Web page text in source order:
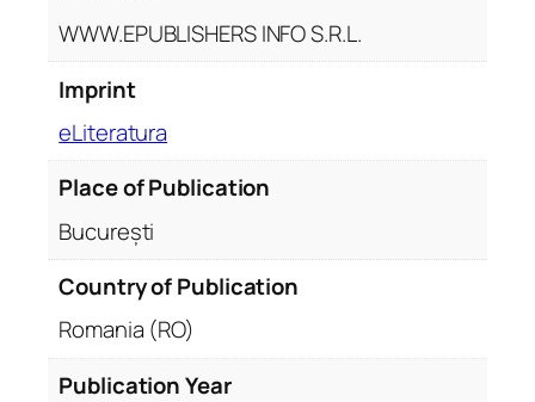
4
WWW.EPUBLISHERS INFO S.R.L.
Imprint
eLiteratura
Place of Publication
București
Country of Publication
Romania (RO)
Publication Year